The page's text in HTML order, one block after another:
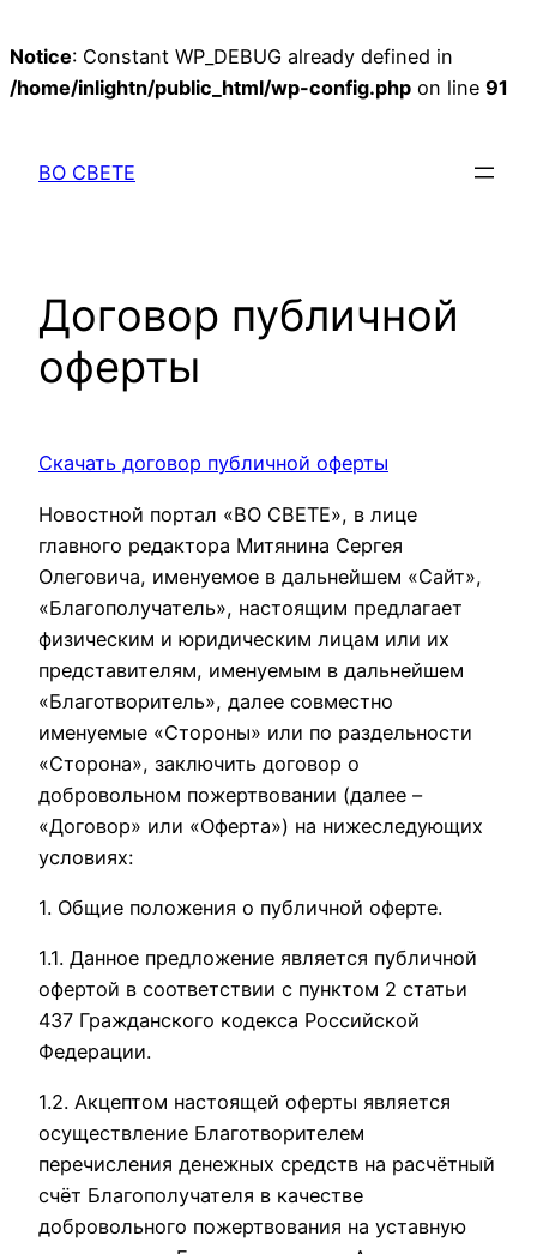
Notice: Constant WP_DEBUG already defined in
/home/inlightn/public_html/wp-config.php on line 91
содержимому
ВО СВЕТЕ
Договор публичной
оферты
Скачать договор публичной оферты
Новостной портал «ВО СВЕТЕ», в лице
главного редактора Митянина Сергея
Олеговича, именуемое в дальнейшем «Сайт»,
«Благополучатель», настоящим предлагает
физическим и юридическим лицам или их
представителям, именуемым в дальнейшем
«Благотворитель», далее совместно
именуемые «Стороны» или по раздельности
«Сторона», заключить договор о
добровольном пожертвовании (далее –
«Договор» или «Оферта») на нижеследующих
условиях:
1. Общие положения о публичной оферте.
1.1. Данное предложение является публичной
офертой в соответствии с пунктом 2 статьи
437 Гражданского кодекса Российской
Федерации.
1.2. Акцептом настоящей оферты является
осуществление Благотворителем
перечисления денежных средств на расчётный
счёт Благополучателя в качестве
добровольного пожертвования на уставную